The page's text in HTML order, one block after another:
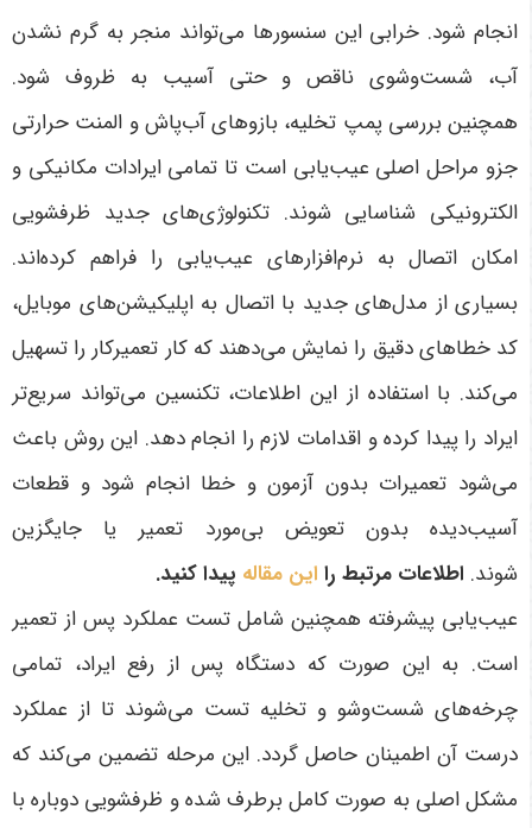
انجام شود. خرابی این سنسورها می‌تواند منجر به گرم نشدن
آب، شست‌وشوی ناقص و حتی آسیب به ظروف شود.
همچنین بررسی پمپ تخلیه، بازوهای آب‌پاش و المنت حرارتی
جزو مراحل اصلی عیب‌یابی است تا تمامی ایرادات مکانیکی و
الکترونیکی شناسایی شوند. تکنولوژی‌های جدید ظرفشویی
امکان اتصال به نرم‌افزارهای عیب‌یابی را فراهم کرده‌اند.
بسیاری از مدل‌های جدید با اتصال به اپلیکیشن‌های موبایل،
کد خطاهای دقیق را نمایش می‌دهند که کار تعمیرکار را تسهیل
می‌کند. با استفاده از این اطلاعات، تکنسین می‌تواند سریع‌تر
ایراد را پیدا کرده و اقدامات لازم را انجام دهد. این روش باعث
می‌شود تعمیرات بدون آزمون و خطا انجام شود و قطعات
آسیب‌دیده بدون تعویض بی‌مورد تعمیر یا جایگزین
شوند. اطلاعات مرتبط را این مقاله پیدا کنید.
عیب‌یابی پیشرفته همچنین شامل تست عملکرد پس از تعمیر
است. به این صورت که دستگاه پس از رفع ایراد، تمامی
چرخه‌های شست‌وشو و تخلیه تست می‌شوند تا از عملکرد
درست آن اطمینان حاصل گردد. این مرحله تضمین می‌کند که
مشکل اصلی به صورت کامل برطرف شده و ظرفشویی دوباره با